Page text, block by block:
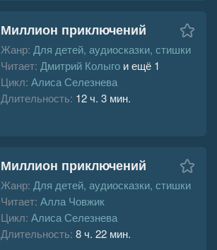
Миллион приключений
Жанр: Для детей, аудиосказки, стишки
Читает: Дмитрий Колыго и ещё 1
Цикл: Алиса Селезнева
Длительность: 12 ч. 3 мин.
Миллион приключений
Жанр: Для детей, аудиосказки, стишки
Читает: Алла Човжик
Цикл: Алиса Селезнева
Длительность: 8 ч. 22 мин.